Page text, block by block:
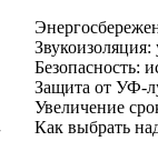
Безопасность:
Защита от УФ-
Увеличение
Как выбрать